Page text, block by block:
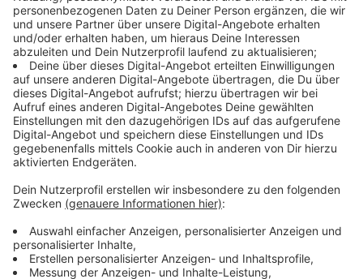
Anzeige
Wie stellen Sie sich das Ende der Pandemie
vor? Welche Rahmenbedingungen muss die
Politik dafür schaffen? Welche Maßnahmen
müssen ergriffen oder aufgehoben werden?
Ist eine Impfpflicht notwendig?
Anzeige
Wird es ein Ende der Pandemie geben oder müssen
alle lernen mit ihr zu leben?